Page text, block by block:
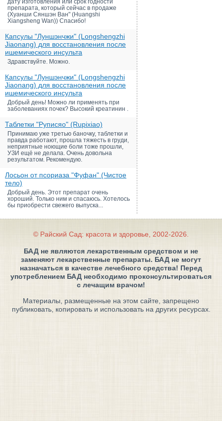
дату изготовления или срок годности
препарата, который сейчас в продаже
(Хуанши Сяншэн Ван" (Huangshi
Xiangsheng Wan)) Спасибо!
Капсулы "Луншэнчжи" (Longshengzhi
Jiaonang) для восстановления после
ишемического инсульта
Здравствуйте. Можно.
Капсулы "Луншэнчжи" (Longshengzhi
Jiaonang) для восстановления после
ишемического инсульта
Добрый день! Можно ли применять при
заболеваниях почек? Высокий креатинин .
Таблетки "Руписяо" (Rupixiao)
Принимаю уже третью баночку, таблетки и
правда работают, прошла тяжесть в груди,
неприятные ноющие боли тоже прошли,
УЗИ ещё не делала. Очень довольна
результатом. Рекомендую.
Лосьон от псориаза "Фуфан" (Чистое
тело)
Добрый день. Этот препарат очень
хороший. Только ним и спасаюсь. Хотелось
бы приобрести свежего выпуска...
© Райский Сад: красота и здоровье, 2002-2026.
БАД не являются лекарственным средством и не
заменяют лекарственные препараты. БАД не могут
назначаться в качестве лечебного средства! Перед
употреблением БАД необходимо проконсультироваться
с лечащим врачом!
Материалы, размещенные на этом сайте, запрещено
публиковать, копировать и использовать на других ресурсах.